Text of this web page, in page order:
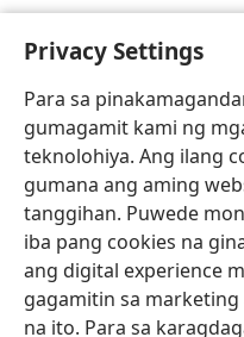
Privacy Settings
Para sa
gumagamit kami ng
teknolohiya. Ang ilang
gumana ang aming
tanggihan. Puwede
iba pang cookies na
ang digital experience
gagamitin sa
na ito. Para sa